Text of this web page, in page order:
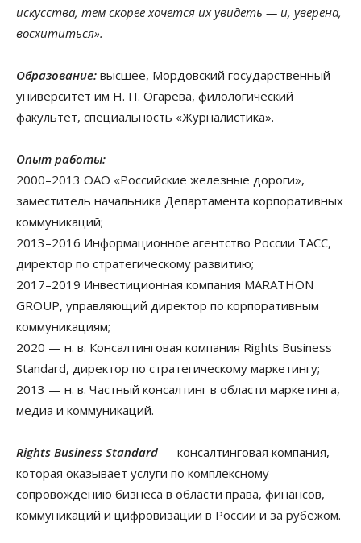
искусства, тем скорее хочется их увидеть — и, уверена,
восхититься».
Образование: высшее, Мордовский государственный
университет им Н. П. Огарёва, филологический
факультет, специальность «Журналистика».
Опыт работы:
2000–2013 ОАО «Российские железные дороги»,
заместитель начальника Департамента корпоративных
коммуникаций;
2013–2016 Информационное агентство России ТАСС,
директор по стратегическому развитию;
2017–2019 Инвестиционная компания MARATHON
GROUP, управляющий директор по корпоративным
коммуникациям;
2020 — н. в. Консалтинговая компания Rights Business
Standard, директор по стратегическому маркетингу;
2013 — н. в. Частный консалтинг в области маркетинга,
медиа и коммуникаций.
Rights Business Standard — консалтинговая компания,
которая оказывает услуги по комплексному
сопровождению бизнеса в области права, финансов,
коммуникаций и цифровизации в России и за рубежом.